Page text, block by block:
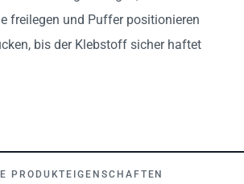
freilegen und Puffer positionieren
bis der Klebstoff sicher haftet
PRODUKTEIGENSCHAFTEN